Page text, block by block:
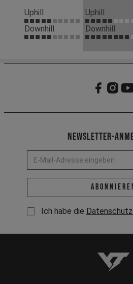
Uphill
Downhill
Uphill
Downhill
Newsletter-
E-
Ich habe die
YT-